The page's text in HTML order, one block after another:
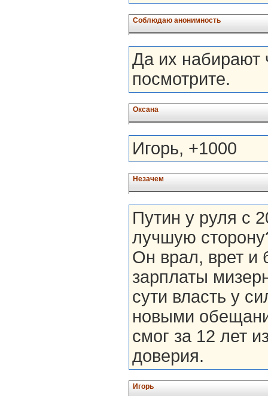
Соблюдаю анонимность
Да их набирают
посмотрите.
Оксана
Игорь, +1000
Незачем
Путин у руля с
лучшую
Он врал, врет и
зарплаты
сути власть у
новыми
смог за 12 лет
доверия.
Игорь